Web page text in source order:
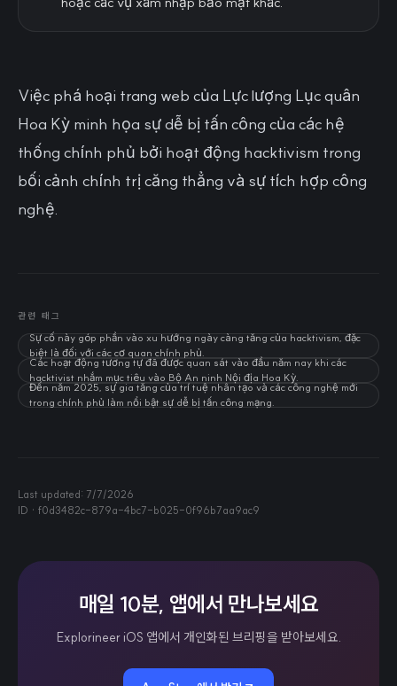
Việc phá hoại trang web của Lực lượng Lục quân
Hoa Kỳ minh họa sự dễ bị tấn công của các hệ
thống chính phủ bởi hoạt động hacktivism trong
bối cảnh chính trị căng thẳng và sự tích hợp công
nghệ.
관련 태그
Sự cố này góp phần vào xu hướng ngày càng tăng của hacktivism, đặc
biệt là đối với các cơ quan chính phủ.
Các hoạt động tương tự đã được quan sát vào đầu năm nay khi các
hacktivist nhắm mục tiêu vào Bộ An ninh Nội địa Hoa Kỳ.
Đến năm 2025, sự gia tăng của trí tuệ nhân tạo và các công nghệ mới
trong chính phủ làm nổi bật sự dễ bị tấn công mạng.
Last updated: 7/7/2026
ID · f0d3482c-879a-4bc7-b025-0f96b7aa9ac9
매일 10분, 앱에서 만나보세요
Explorineer iOS 앱에서 개인화된 브리핑을 받아보세요.